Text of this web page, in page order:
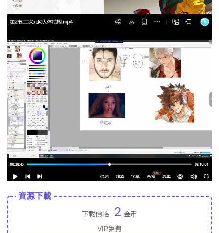
資源下載
下載價格 2 金币
VIP免費